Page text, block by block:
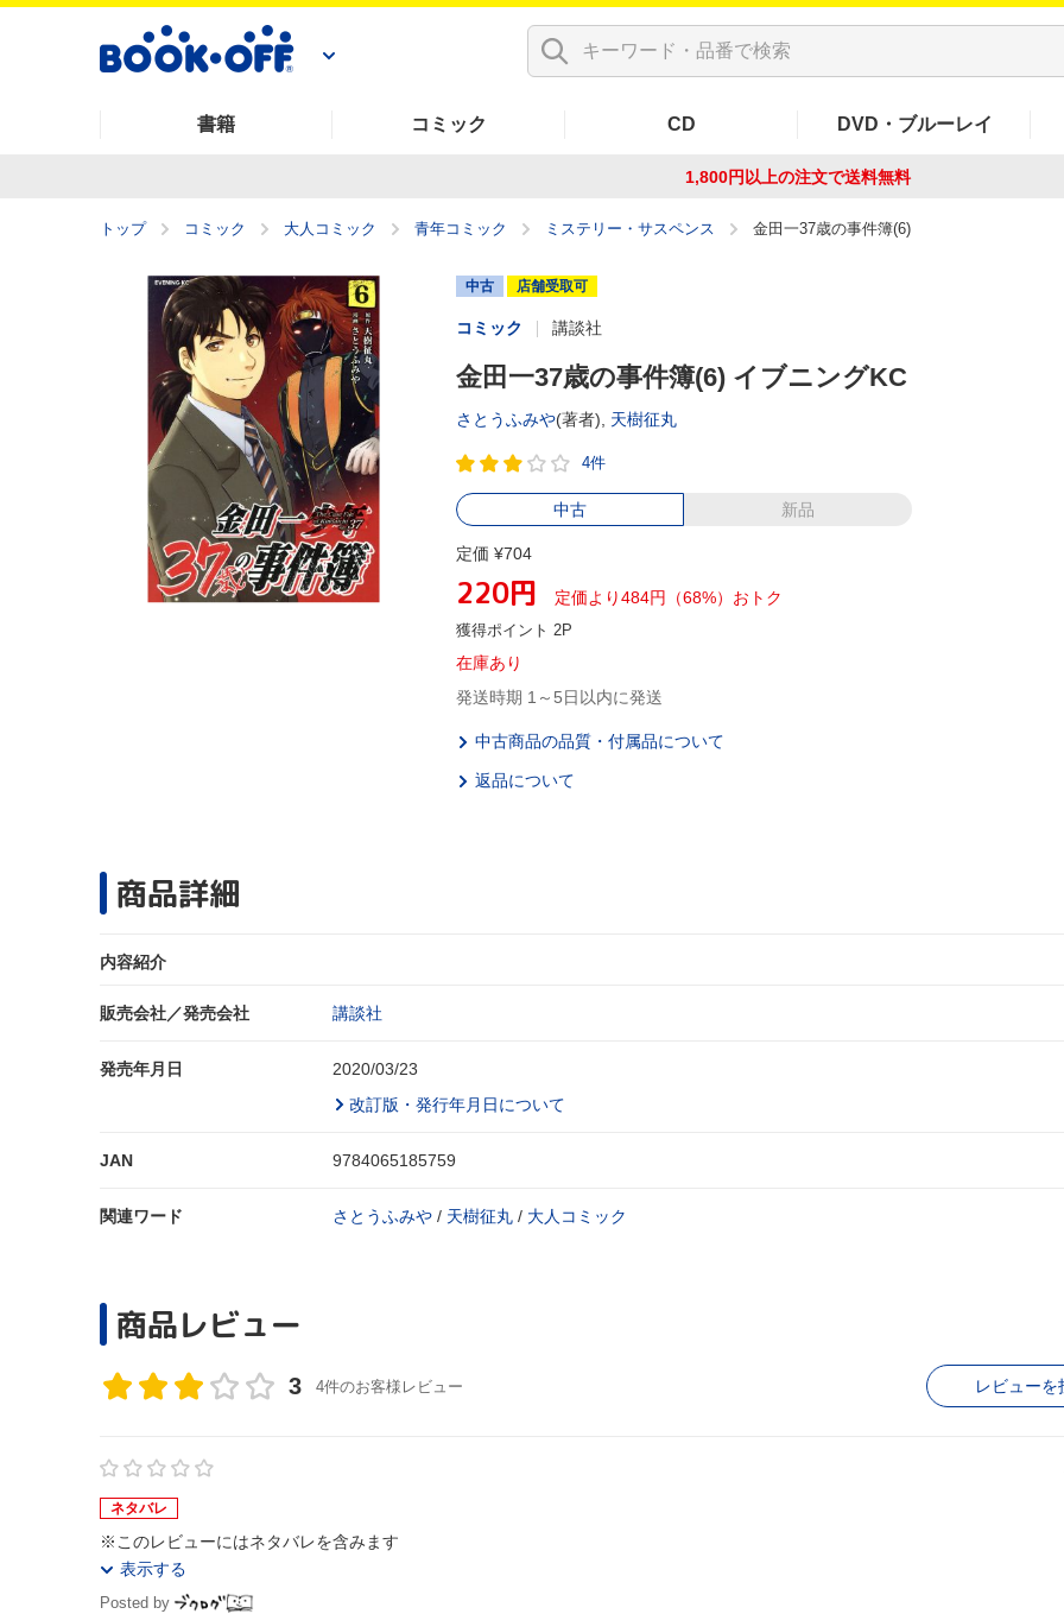
書籍 コミック CD DVD・ブルーレイ
1,800円以上の注文で送料無料
トップ コミック 大人コミック 青年コミック ミステリー・サスペンス 金田一37歳の事件簿(6)
中古 店舗受取可
コミック 講談社
金田一37歳の事件簿(6) イブニングKC
さとうふみや(著者), 天樹征丸
4件
中古 新品
定価 ¥704
220円 定価より484円（68%）おトク
獲得ポイント 2P
在庫あり
発送時期 1～5日以内に発送
中古商品の品質・付属品について
返品について
商品詳細
内容紹介
販売会社／発売会社 講談社
発売年月日
2020/03/23
改訂版・発行年月日について
JAN 9784065185759
関連ワード さとうふみや / 天樹征丸 / 大人コミック
商品レビュー
3 4件のお客様レビュー レビューを
ネタバレ
※このレビューにはネタバレを含みます
表示する
Posted by